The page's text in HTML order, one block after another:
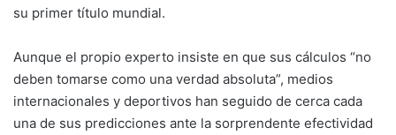
su primer título mundial.
Aunque el propio experto insiste en que sus cálculos “no
deben tomarse como una verdad absoluta”, medios
internacionales y deportivos han seguido de cerca cada
una de sus predicciones ante la sorprendente efectividad